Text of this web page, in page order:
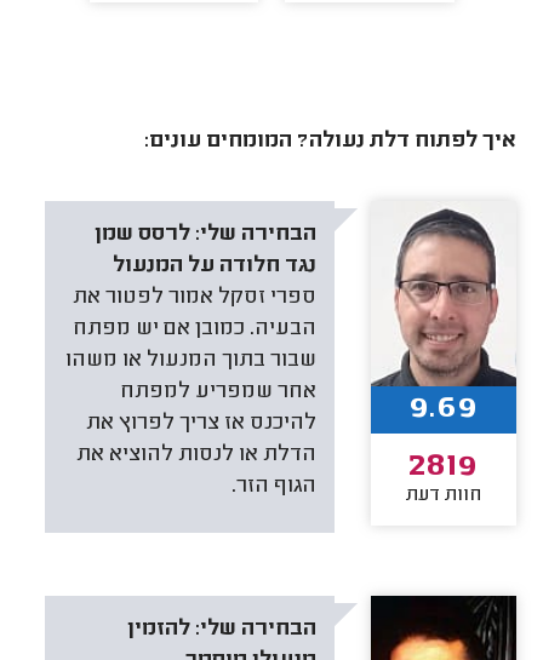
איך לפתוח דלת נעולה? המומחים עונים:
הבחירה שלי: לרסס שמן
נגד חלודה על המנעול
ספרי זסקל אמור לפטור את
הבעיה. כמובן אם יש מפתח
שבור בתוך המנעול או משהו
אחר שמפריע למפתח
להיכנס אז צריך לפרוץ את
הדלת או לנסות להוציא את
הגוף הזר.
9.69
2819
חוות דעת
הבחירה שלי: להזמין